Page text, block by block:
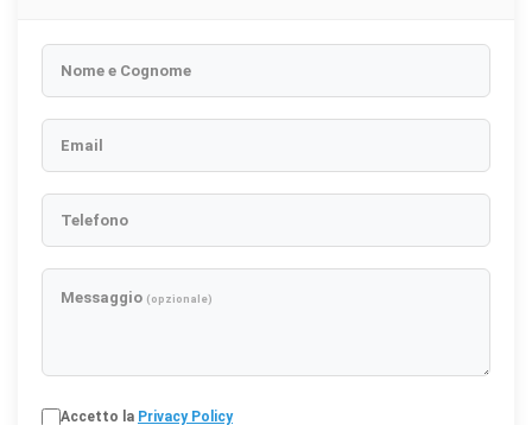
Nome e Cognome
Email
Telefono
Messaggio (opzionale)
Accetto la Privacy Policy